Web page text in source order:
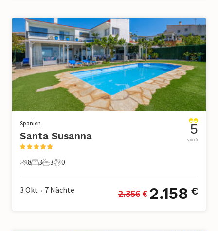
Spanien
Santa Susanna
8 Gäste
8
3 Schlafzimmer
3
3 Badezimmer
3
0 Haustiere
0
5
von 5
3 Okt • 7 Nächte 2.356 € 2.158 €